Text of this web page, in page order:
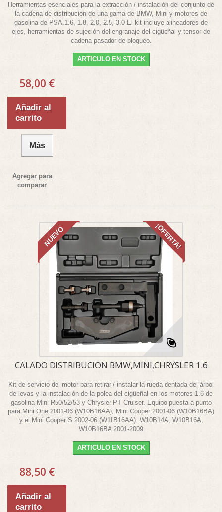
Herramientas esenciales para la extracción / instalación del conjunto de
la cadena de distribución de una gama de BMW, Mini y motores de
gasolina de PSA.1.6, 1.8, 2.0, 2.5, 3.0 El kit incluye alineadores de
ejes, herramientas de sujeción del engranaje del cigüeñal y tensor de
cadena pasador de bloqueo.
ARTICULO EN STOCK
58,00 €
Añadir al
carrito
Más
Agregar para
comparar
NUEVO ¡OFERTA!
CALADO DISTRIBUCION BMW,MINI,CHRYSLER 1.6
Kit de servicio del motor para retirar / instalar la rueda dentada del árbol
de levas y la instalación de la polea del cigüeñal en los motores 1.6 de
gasolina Mini R50/52/53 y Chrysler PT Cruiser. Equipo puesta a punto
para Mini One 2001-06 (W10B16AA), Mini Cooper 2001-06 (W10B16BA)
y el Mini Cooper S 2002-06 (W11B16AA). W10B14A, W10B16A,
W10B16BA 2001-2009
ARTICULO EN STOCK
88,50 €
Añadir al
carrito